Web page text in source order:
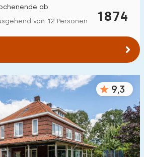
1874
ab
von 12 Personen
9,3